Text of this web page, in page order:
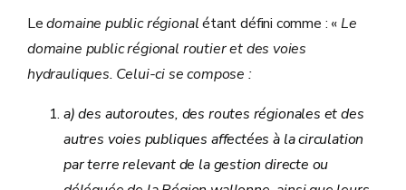
Ledomaine public régionalétant défini comme : «Le
domaine public régional routier et des voies
hydrauliques. Celui-ci se compose :
a) des autoroutes, des routes régionales et des
autres voies publiques affectées à la circulation
par terre relevant de la gestion directe ou